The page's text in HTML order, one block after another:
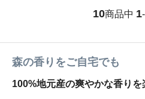
10商品中 1-
森の香りをご自宅でも
100%地元産の爽やかな香り